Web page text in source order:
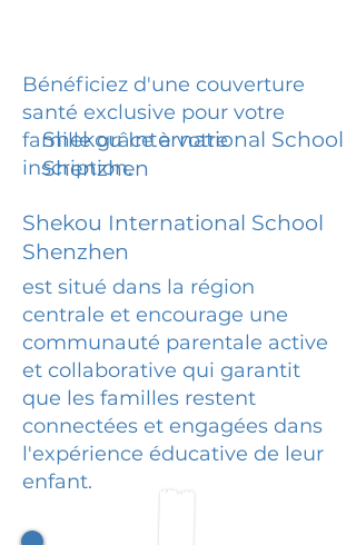
Bénéficiez d'une couverture
santé exclusive pour votre
famille grâce à votre
inscription.
Shekou International School
Shenzhen
Shekou International School
Shenzhen
est situé dans la région
centrale et encourage une
communauté parentale active
et collaborative qui garantit
que les familles restent
connectées et engagées dans
l'expérience éducative de leur
enfant.